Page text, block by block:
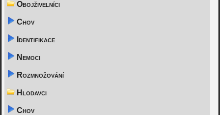
Obojživelníci
Chov
Identifikace
Nemoci
Rozmnožování
Hlodavci
Chov